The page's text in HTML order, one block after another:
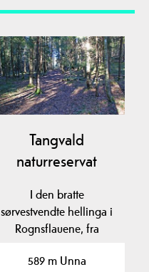
Tangvald
naturreservat
I den bratte
sørvestvendte hellinga i
Rognsflauene, fra
sørover til…
589 m Unna